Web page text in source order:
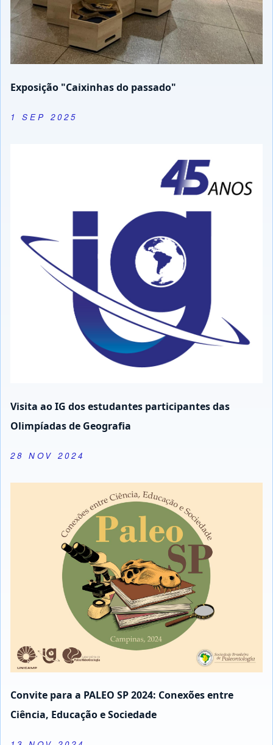
Exposição "Caixinhas do passado"
1 SEP 2025
Visita ao IG dos estudantes participantes das
Olimpíadas de Geografia
28 NOV 2024
Convite para a PALEO SP 2024: Conexões entre
Ciência, Educação e Sociedade